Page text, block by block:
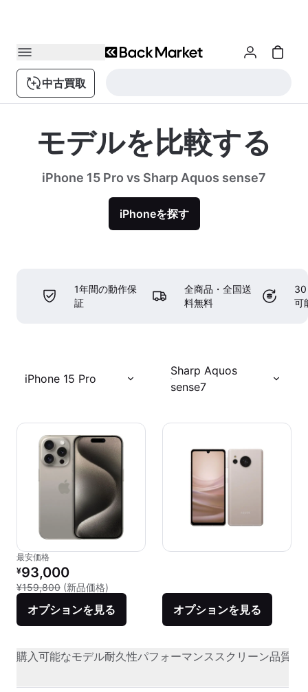
中古買取
モデルを比較する
iPhone 15 Pro vs Sharp Aquos sense7
iPhoneを探す
1年間の動作保
証
全商品・全国送
料無料
30
可
iPhone 15 Pro
Sharp Aquos
sense7
最安価格
リファービッシュ品の価格：
¥93,000
¥159,800 (新品価格)
オプションを見る オプションを見る
購入可能なモデル耐久性パフォーマンススクリーン品質